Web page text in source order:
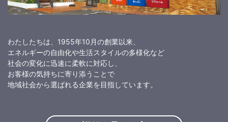
わたしたちは、1955年10月の創業以来、
エネルギーの自由化や生活スタイルの多様化など
社会の変化に迅速に柔軟に対応し、
お客様の気持ちに寄り添うことで
地域社会から選ばれる企業を目指しています。